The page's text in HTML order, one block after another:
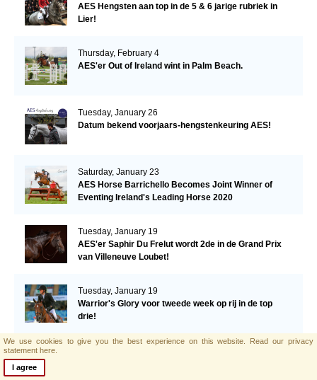
AES Hengsten aan top in de 5 & 6 jarige rubriek in
Lier!
Thursday, February 4
AES'er Out of Ireland wint in Palm Beach.
Tuesday, January 26
Datum bekend voorjaars-hengstenkeuring AES!
Saturday, January 23
AES Horse Barrichello Becomes Joint Winner of
Eventing Ireland's Leading Horse 2020
Tuesday, January 19
AES'er Saphir Du Frelut wordt 2de in de Grand Prix
van Villeneuve Loubet!
Tuesday, January 19
Warrior's Glory voor tweede week op rij in de top
drie!
We use cookies to give you the best experience on this website. Read our privacy
statement here.
I agree